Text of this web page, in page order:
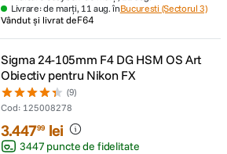
Livrare: de marți, 11 aug. înBucuresti (Sectorul 3)
Vândut și livrat deF64
Sigma 24-105mm F4 DG HSM OS Art
Obiectiv pentru Nikon FX
(9)
Cod: 125008278
3.44799 lei
3447 puncte de fidelitate